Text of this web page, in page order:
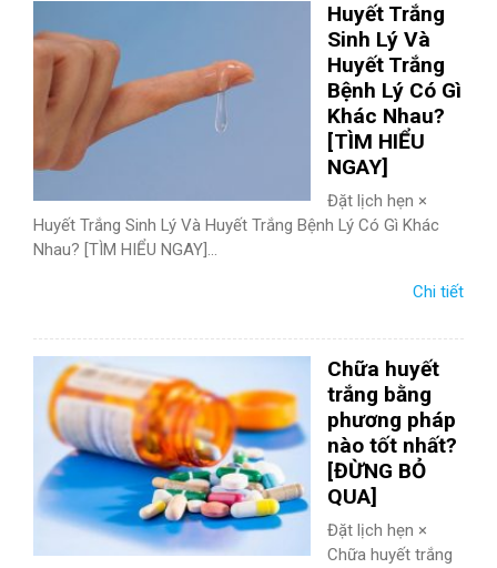
Huyết Trắng
Sinh Lý Và
Huyết Trắng
Bệnh Lý Có Gì
Khác Nhau?
[TÌM HIỂU
NGAY]
Đặt lịch hẹn ×
Huyết Trắng Sinh Lý Và Huyết Trắng Bệnh Lý Có Gì Khác
Nhau? [TÌM HIỂU NGAY]...
Chi tiết
Chữa huyết
trắng bằng
phương pháp
nào tốt nhất?
[ĐỪNG BỎ
QUA]
Đặt lịch hẹn ×
Chữa huyết trắng